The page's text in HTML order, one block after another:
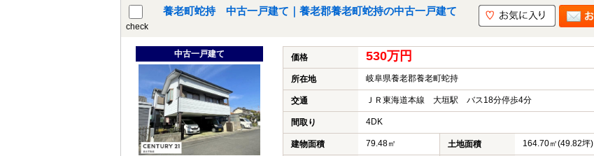
check
養老町蛇持 中古一戸建て｜養老郡養老町蛇持の中古一戸建て
中古一戸建て 価格 530万円
所在地 岐阜県養老郡養老町蛇持
交通 ＪＲ東海道本線 大垣駅 バス18分停歩4分
間取り 4DK
建物面積 79.48㎡ 土地面積 164.70㎡(49.82坪)